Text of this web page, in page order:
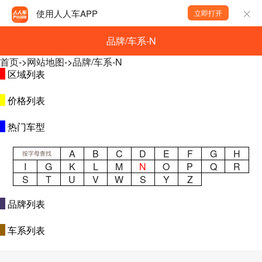
使用人人车APP 立即打开
品牌/车系-N
首页->网站地图->品牌/车系-N
区域列表
价格列表
热门车型
按字母查找 A B C D E F G
H
I
G K L M N O P Q
R
S
T U V W S Y
Z
品牌列表
车系列表